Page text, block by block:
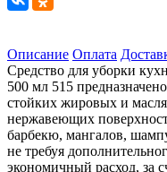
Описание Оплата
Средство для уборки
500 мл 515
стойких жировых и
нержавеющих
барбекю, мангалов,
не требуя
экономичный расход, за